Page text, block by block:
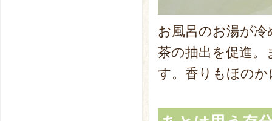
お風呂のお湯が
茶の抽出を促進
す。香りもほの